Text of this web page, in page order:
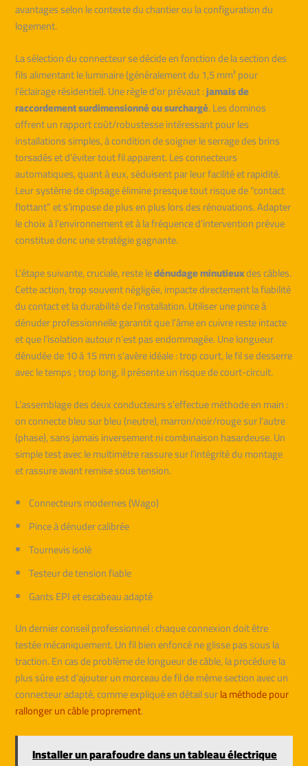
avantages selon le contexte du chantier ou la configuration du
logement.
La sélection du connecteur se décide en fonction de la section des
fils alimentant le luminaire (généralement du 1,5 mm² pour
l’éclairage résidentiel). Une règle d’or prévaut :jamais de
raccordement surdimensionné ou surchargé. Les dominos
offrent un rapport coût/robustesse intéressant pour les
installations simples, à condition de soigner le serrage des brins
torsadés et d’éviter tout fil apparent. Les connecteurs
automatiques, quant à eux, séduisent par leur facilité et rapidité.
Leur système de clipsage élimine presque tout risque de “contact
flottant” et s’impose de plus en plus lors des rénovations. Adapter
le choix à l’environnement et à la fréquence d’intervention prévue
constitue donc une stratégie gagnante.
L’étape suivante, cruciale, reste ledénudage minutieuxdes câbles.
Cette action, trop souvent négligée, impacte directement la fiabilité
du contact et la durabilité de l’installation. Utiliser une pince à
dénuder professionnelle garantit que l’âme en cuivre reste intacte
et que l’isolation autour n’est pas endommagée. Une longueur
dénudée de 10 à 15 mm s’avère idéale : trop court, le fil se desserre
avec le temps ; trop long, il présente un risque de court-circuit.
L’assemblage des deux conducteurs s’effectue méthode en main :
on connecte bleu sur bleu (neutre), marron/noir/rouge sur l’autre
(phase), sans jamais inversement ni combinaison hasardeuse. Un
simple test avec le multimètre rassure sur l’intégrité du montage
et rassure avant remise sous tension.
Connecteurs modernes (Wago)
Pince à dénuder calibrée
Tournevis isolé
Testeur de tension fiable
Gants EPI et escabeau adapté
Un dernier conseil professionnel : chaque connexion doit être
testée mécaniquement. Un fil bien enfoncé ne glisse pas sous la
traction. En cas de problème de longueur de câble, la procédure la
plus sûre est d’ajouter un morceau de fil de même section avec un
connecteur adapté, comme expliqué en détail surla méthode pour
rallonger un câble proprement.
Installer un parafoudre dans un tableau électrique